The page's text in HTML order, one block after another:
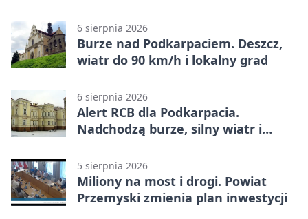
6 sierpnia 2026
Burze nad Podkarpaciem. Deszcz,
wiatr do 90 km/h i lokalny grad
6 sierpnia 2026
Alert RCB dla Podkarpacia.
Nadchodzą burze, silny wiatr i
5 sierpnia 2026
Miliony na most i drogi. Powiat
Przemyski zmienia plan inwestycji